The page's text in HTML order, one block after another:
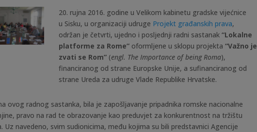
20. rujna 2016. godine u Velikom kabinetu gradske vijećnice
u Sisku, u organizaciji udruge Projekt građanskih prava,
održan je četvrti, ujedno i posljednji radni sastanak“Lokalne
platforme za Rome” oformljene u sklopu projekta“Važno je
zvati se Rom” (engl. The Importance of being Roma),
financiranog od strane Europske Unije, a sufinanciranog od
strane Ureda za udruge Vlade Republike Hrvatske.
ovog radnog sastanka, bila je zapošljavanje pripadnika romske nacionalne
pravo na rad te obrazovanje kao preduvjet za konkurentnost na tržištu
Uz navedeno, svim sudionicima, među kojima su bili predstavnici Agencije